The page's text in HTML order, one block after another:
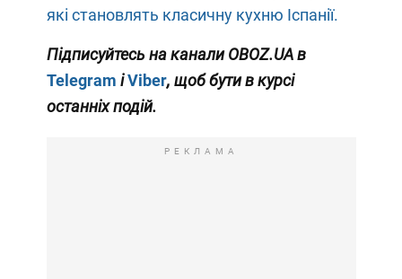
які становлять класичну кухню Іспанії.
Підписуйтесь на канали OBOZ.UA в
Telegram іViber, щоб бути в курсі
останніх подій.
РЕКЛАМА